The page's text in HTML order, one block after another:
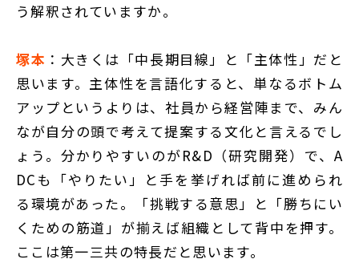
う解釈されていますか。
塚本 ：大きくは「中長期目線」と「主体性」だと
思います。主体性を言語化すると、単なるボトム
アップというよりは、社員から経営陣まで、みん
なが自分の頭で考えて提案する文化と言えるでし
ょう。分かりやすいのがR&D（研究開発）で、A
DCも「やりたい」と手を挙げれば前に進められ
る環境があった。「挑戦する意思」と「勝ちにい
くための筋道」が揃えば組織として背中を押す。
ここは第一三共の特長だと思います。